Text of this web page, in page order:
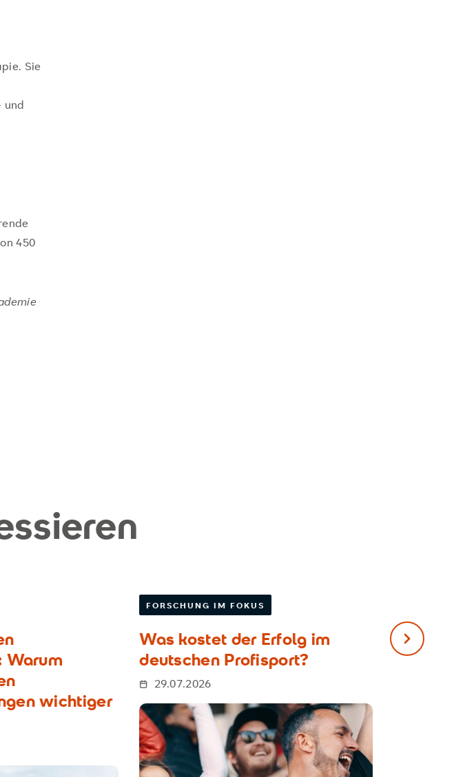
Sie
und
450
nächster
Warum
wichtiger
FORSCHUNG IM FOKUS
Was kostet der Erfolg im
deutschen Profisport?
29.07.2026
Was
unser